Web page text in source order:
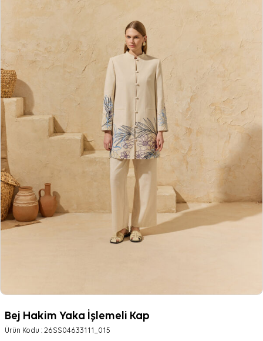
Bej Hakim Yaka İşlemeli Kap
Ürün Kodu : 26SS04633111_015